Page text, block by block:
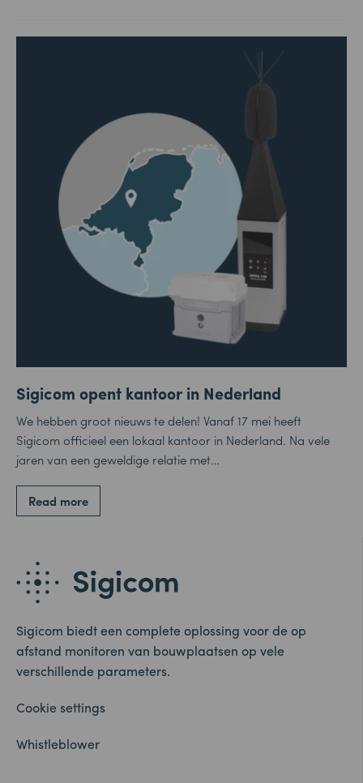
Sigicom opent kantoor in Nederland
We hebben groot nieuws te delen! Vanaf 17 mei heeft
Sigicom officieel een lokaal kantoor in Nederland. Na vele
jaren van een geweldige relatie met…
Read more
Sigicom biedt een complete oplossing voor de op
afstand monitoren van bouwplaatsen op vele
verschillende parameters.
Cookie settings
Whistleblower